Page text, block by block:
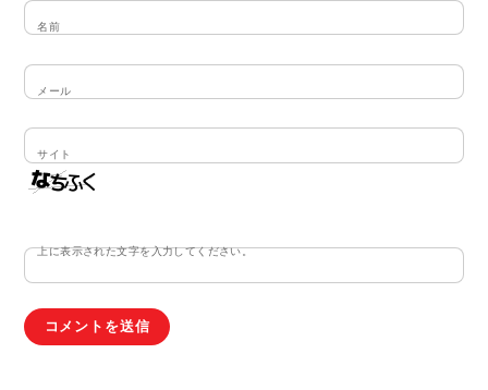
名前
メール
サイト
上に表示された文字を入力してください。